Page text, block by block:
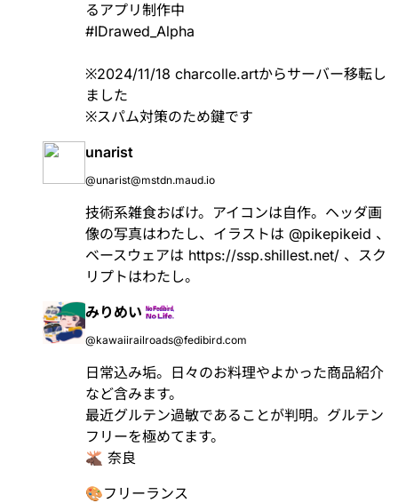
るアプリ制作中
#IDrawed_Alpha
※2024/11/18 charcolle.artからサーバー移転し
ました
※スパム対策のため鍵です
unarist
@unarist@mstdn.maud.io
技術系雑食おばけ。アイコンは自作。ヘッダ画
像の写真はわたし、イラストは @pikepikeid 、
ベースウェアは https://ssp.shillest.net/ 、スク
リプトはわたし。
みりめい
@kawaiirailroads@fedibird.com
日常込み垢。日々のお料理やよかった商品紹介
など含みます。
最近グルテン過敏であることが判明。グルテン
フリーを極めてます。
🫎 奈良
🎨フリーランス